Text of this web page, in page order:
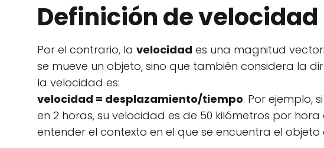
Definición de velocidad
Por el contrario, la velocidad es una magnitud
se mueve un objeto, sino que también considera la
la velocidad es:
velocidad = desplazamiento/tiempo. Por ejemplo,
en 2 horas, su velocidad es de 50 kilómetros por
entender el contexto en el que se encuentra el objeto